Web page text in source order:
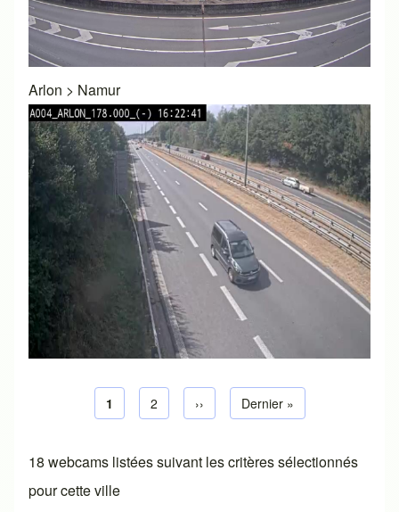
Arlon > Namur
Pagination
Page courante
1 Page default
2 Next page
›› Dernière page
Dernier »
18 webcams listées suivant les critères sélectionnés
pour cette ville